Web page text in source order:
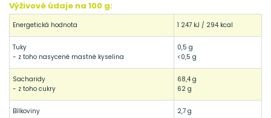
Výživové údaje na 100 g:
Energetická hodnota 1 247 kJ / 294 kcal
Tuky
- z toho nasycené mastné kyselina
0,5 g
<0,5 g
Sacharidy
- z toho cukry
68,4 g
62 g
Bílkoviny 2,7 g